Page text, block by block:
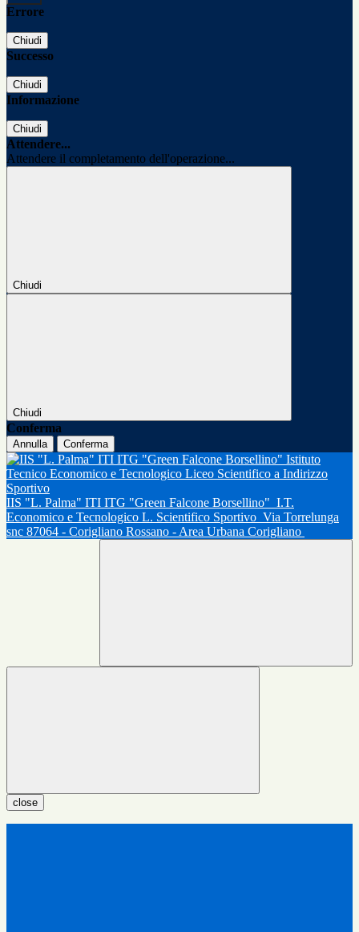
Errore
Chiudi
Successo
Chiudi
Informazione
Chiudi
Attendere...
Attendere il completamento dell'operazione...
Chiudi
Chiudi
Conferma
Annulla Conferma
IIS "L. Palma" ITI ITG "Green Falcone Borsellino" I.T.
Economico e Tecnologico L. Scientifico Sportivo Via Torrelunga
snc 87064 - Corigliano Rossano - Area Urbana Corigliano
close